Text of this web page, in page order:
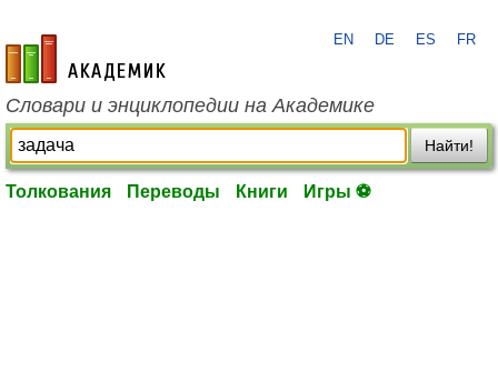
academic.ru
EN DE ES FR
Словари и энциклопедии на Академике
Найти!
Толкования Переводы Книги Игры ⚽